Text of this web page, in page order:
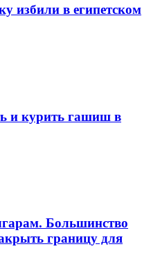
избили в египетском
и курить гашиш в
Большинство
границу для